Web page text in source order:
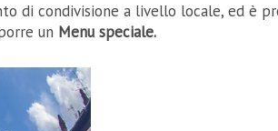
di condivisione a livello locale, ed è
un Menu speciale.